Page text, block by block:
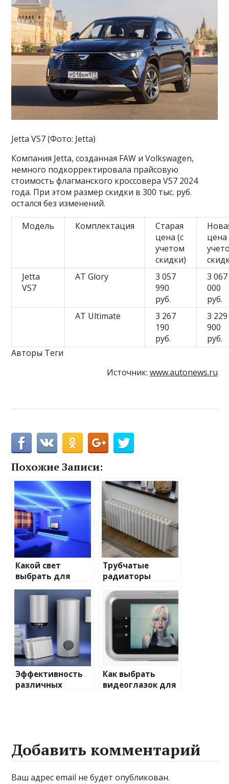
Jetta VS7 (Фото: Jetta)
Компания Jetta, созданная FAW и Volkswagen,
немного подкорректировала прайсовую
стоимость флагманского кроссовера VS7 2024
года. При этом размер скидки в 300 тыс. руб.
остался без изменений.
Модель
Комплектация
Старая
цена (с
учетом
скидки)
цена
Jetta
VS7
AT Glory
3 057
990
руб.
3 067
000
руб.
AT Ultimate
3 267
190
руб.
3 229
900
руб.
Авторы Теги
Источник: www.autonews.ru
Похожие Записи:
Какой свет
выбрать для
домашнего
освещения
Трубчатые
радиаторы
отопления: виды
и характеристики
Эффективность
различных
Как выбрать
видеоглазок для
Добавить комментарий
Ваш адрес email не будет опубликован.